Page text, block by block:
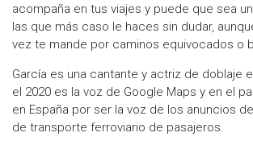
acompaña en tus viajes y puede que sea
las que más caso le haces sin dudar,
vez te mande por caminos equivocados o
García es una cantante y actriz de doblaje
el 2020 es la voz de Google Maps y en el
en España por ser la voz de los anuncios
de transporte ferroviario de pasajeros.